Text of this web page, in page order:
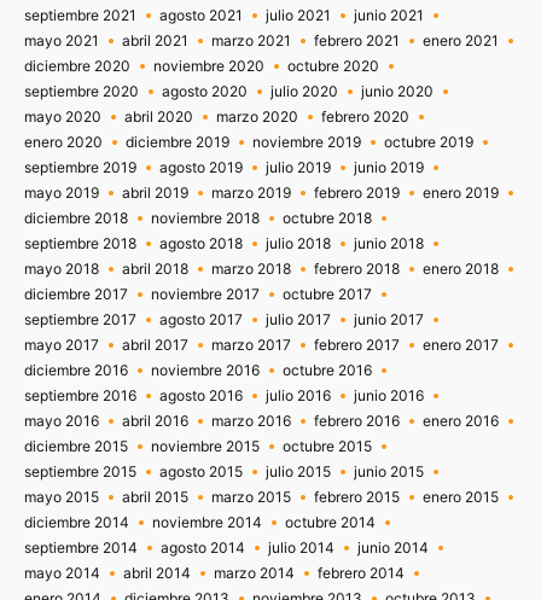
septiembre 2021
agosto 2021 julio 2021
junio 2021
mayo 2021
abril 2021 marzo 2021 febrero 2021
enero 2021
diciembre 2020
noviembre 2020
octubre 2020
septiembre 2020
agosto 2020 julio 2020
junio 2020
mayo 2020
abril 2020 marzo 2020
febrero 2020
enero 2020
diciembre 2019 noviembre 2019
octubre 2019
septiembre 2019
agosto 2019 julio 2019
junio 2019
mayo 2019
abril 2019 marzo 2019 febrero 2019
enero 2019
diciembre 2018
noviembre 2018
octubre 2018
septiembre 2018
agosto 2018 julio 2018
junio 2018
mayo 2018
abril 2018 marzo 2018 febrero 2018
enero 2018
diciembre 2017
noviembre 2017
octubre 2017
septiembre 2017
agosto 2017 julio 2017
junio 2017
mayo 2017
abril 2017 marzo 2017 febrero 2017
enero 2017
diciembre 2016
noviembre 2016
octubre 2016
septiembre 2016
agosto 2016 julio 2016
junio 2016
mayo 2016
abril 2016 marzo 2016 febrero 2016
enero 2016
diciembre 2015
noviembre 2015
octubre 2015
septiembre 2015
agosto 2015 julio 2015
junio 2015
mayo 2015
abril 2015 marzo 2015 febrero 2015
enero 2015
diciembre 2014
noviembre 2014
octubre 2014
septiembre 2014
agosto 2014 julio 2014
junio 2014
mayo 2014
abril 2014 marzo 2014
febrero 2014